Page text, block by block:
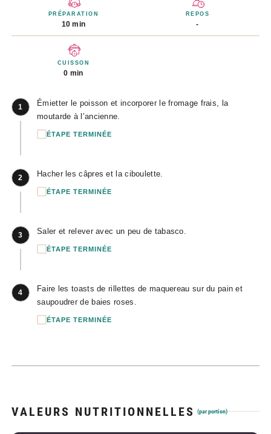
PRÉPARATION
10 min
REPOS
-
CUISSON
0 min
1
Émietter le poisson et incorporer le fromage frais, la
moutarde à l’ancienne.
ÉTAPE TERMINÉE
2 Hacher les câpres et la ciboulette.
ÉTAPE TERMINÉE
3 Saler et relever avec un peu de tabasco.
ÉTAPE TERMINÉE
4
Faire les toasts de rillettes de maquereau sur du pain et
saupoudrer de baies roses.
ÉTAPE TERMINÉE
VALEURS NUTRITIONNELLES (par portion)